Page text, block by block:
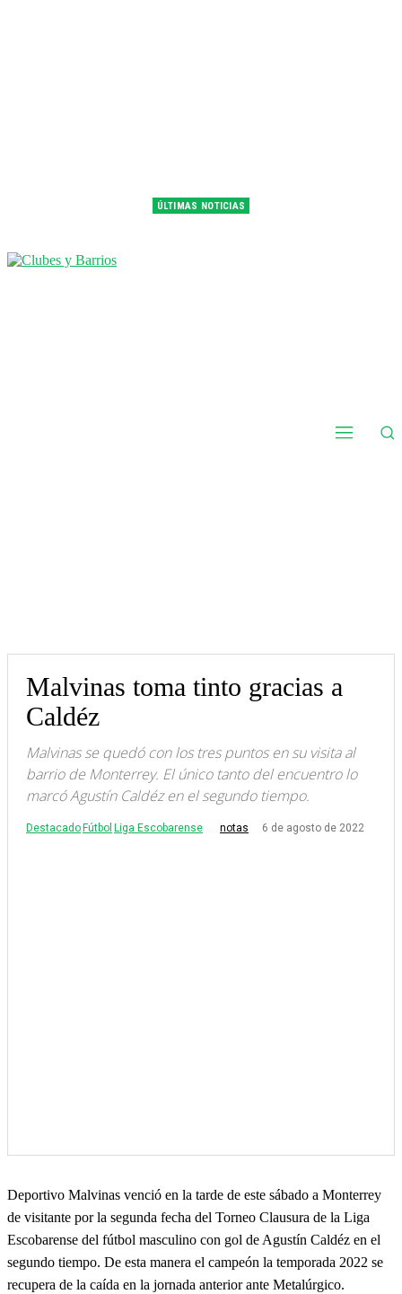
ÚLTIMAS NOTICIAS
Malvinas toma tinto gracias a
Caldéz
Malvinas se quedó con los tres puntos en su visita al
barrio de Monterrey. El único tanto del encuentro lo
marcó Agustín Caldéz en el segundo tiempo.
DestacadoFútbol Liga Escobarense notas 6 de agosto de 2022
Deportivo Malvinas venció en la tarde de este sábado a Monterrey
de visitante por la segunda fecha del Torneo Clausura de la Liga
Escobarense del fútbol masculino con gol de Agustín Caldéz en el
segundo tiempo. De esta manera el campeón la temporada 2022 se
recupera de la caída en la jornada anterior ante Metalúrgico.